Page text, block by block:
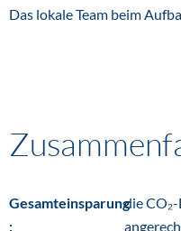
Das lokale Team beim
Gesamteinsparung
:
die